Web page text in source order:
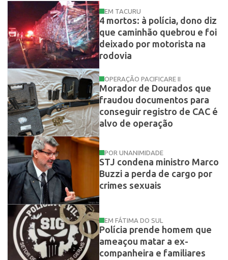
EM TACURU
4 mortos: à polícia, dono diz
que caminhão quebrou e foi
deixado por motorista na
rodovia
OPERAÇÃO PACIFICARE II
Morador de Dourados que
fraudou documentos para
conseguir registro de CAC é
alvo de operação
POR UNANIMIDADE
STJ condena ministro Marco
Buzzi a perda de cargo por
crimes sexuais
EM FÁTIMA DO SUL
Polícia prende homem que
ameaçou matar a ex-
companheira e familiares